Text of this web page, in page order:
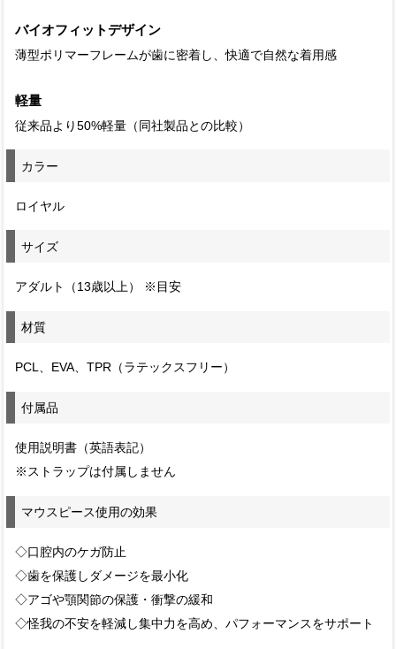
バイオフィットデザイン
薄型ポリマーフレームが歯に密着し、快適で自然な着用感
軽量
従来品より50%軽量（同社製品との比較）
カラー
ロイヤル
サイズ
アダルト（13歳以上） ※目安
材質
PCL、EVA、TPR（ラテックスフリー）
付属品
使用説明書（英語表記）
※ストラップは付属しません
マウスピース使用の効果
◇口腔内のケガ防止
◇歯を保護しダメージを最小化
◇アゴや顎関節の保護・衝撃の緩和
◇怪我の不安を軽減し集中力を高め、パフォーマンスをサポート